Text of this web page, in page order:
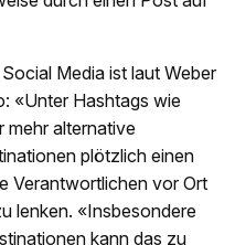
Media ist laut Weber
«Unter Hashtags wie
mehr alternative
plötzlich einen
Verantwortlichen vor Ort
lenken. «Insbesondere
kann das zu